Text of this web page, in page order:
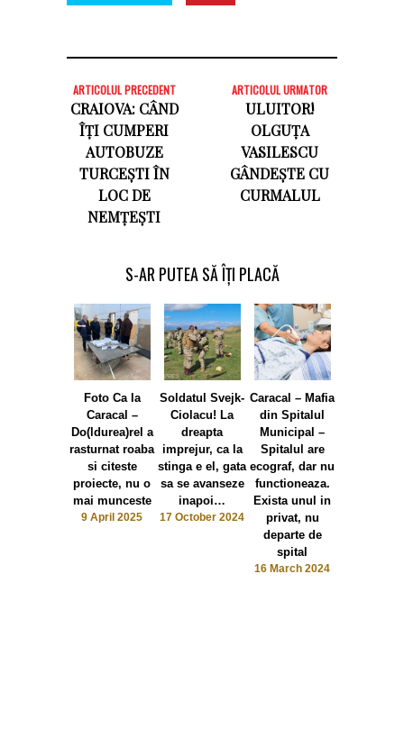
ARTICOLUL PRECEDENT
CRAIOVA: CÂND
ÎȚI CUMPERI
AUTOBUZE
TURCEȘTI ÎN
LOC DE
NEMȚEȘTI
ARTICOLUL URMATOR
ULUITOR!
OLGUȚA
VASILESCU
GÂNDEȘTE CU
CURMALUL
S-AR PUTEA SĂ ÎȚI PLACĂ
Foto Ca la
Caracal –
Do(ldurea)rel a
rasturnat roaba
si citeste
proiecte, nu o
mai munceste
9 April 2025
Soldatul Svejk-
Ciolacu! La
dreapta
imprejur, ca la
stinga e el, gata
sa se avanseze
inapoi…
17 October 2024
Caracal – Mafia
din Spitalul
Municipal –
Spitalul are
ecograf, dar nu
functioneaza.
Exista unul in
privat, nu
departe de
spital
16 March 2024